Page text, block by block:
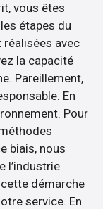
vous êtes
étapes du
avec
la capacité
Pareillement,
En
Pour
biais, nous
l’industrie
démarche
service. En